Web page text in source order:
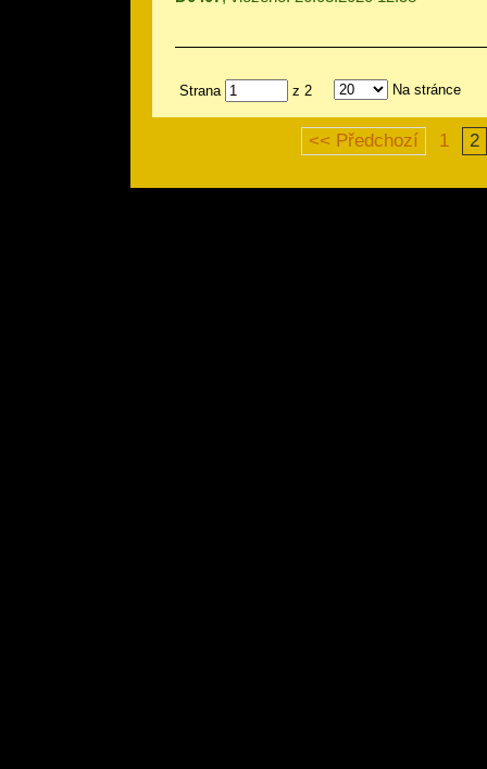
Strana z 2 Na stránce
<< Předchozí 1 2